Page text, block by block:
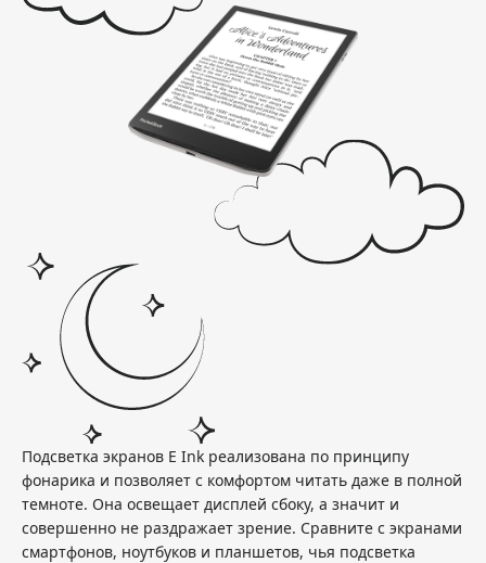
Подсветка экранов E Ink реализована по принципу
фонарика и позволяет с комфортом читать даже в полной
темноте. Она освещает дисплей сбоку, а значит и
совершенно не раздражает зрение. Сравните с экранами
смартфонов, ноутбуков и планшетов, чья подсветка